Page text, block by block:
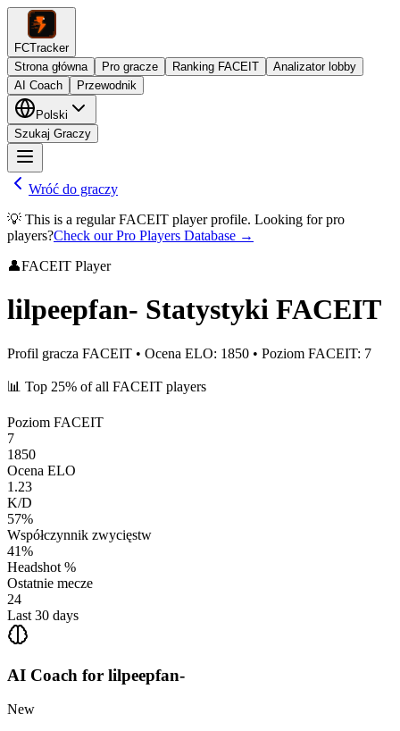
FCTracker
Strona główna
Pro gracze Ranking FACEIT
Analizator lobby
AI Coach
Przewodnik
Polski
Szukaj Graczy
Wróć do graczy
💡 This is a regular FACEIT player profile. Looking for pro
players?Check our Pro Players Database →
👤FACEIT Player
lilpeepfan- Statystyki FACEIT
Profil gracza FACEIT • Ocena ELO: 1850 • Poziom FACEIT: 7
📊 Top 25% of all FACEIT players
Poziom FACEIT
7
1850
Ocena ELO
1.23
K/D
57%
Współczynnik zwycięstw
41%
Headshot %
Ostatnie mecze
24
Last 30 days
AI Coach for lilpeepfan-
New